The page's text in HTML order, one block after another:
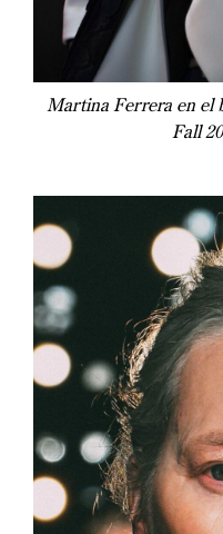
Martina Ferrera en el
Fall